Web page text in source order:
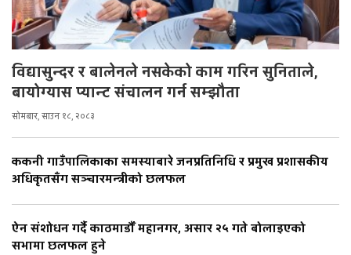
विद्यासुन्दर र बालेनले नसकेको काम गरिन सुनिताले,
बायोग्यास प्यान्ट संचालन गर्न सम्झौता
सोमबार, साउन १८, २०८३
ककनी गाउँपालिकाका समस्याबारे जनप्रतिनिधि र प्रमुख प्रशासकीय
अधिकृतसँग सञ्चारमन्त्रीको छलफल
ऐन संशोधन गर्दै काठमाडौँ महानगर, असार २५ गते बोलाइएको
सभामा छलफल हुने